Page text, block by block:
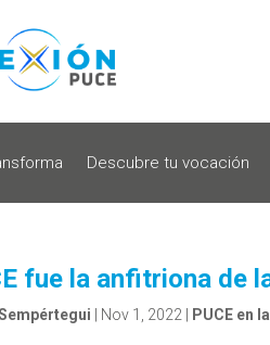
Descubre tu vocación
fue la anfitriona de
Nov 1, 2022 PUCE en